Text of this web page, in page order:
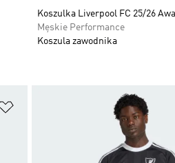
Koszulka Liverpool FC 25/26
Męskie Performance
Koszula zawodnika
Dodaj do listy życzeń